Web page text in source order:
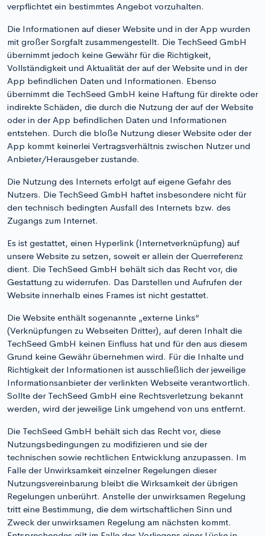
verpflichtet ein bestimmtes Angebot vorzuhalten.
Die Informationen auf dieser Website und in der App wurden
mit großer Sorgfalt zusammengestellt. Die TechSeed GmbH
übernimmt jedoch keine Gewähr für die Richtigkeit,
Vollständigkeit und Aktualität der auf der Website und in der
App befindlichen Daten und Informationen. Ebenso
übernimmt die TechSeed GmbH keine Haftung für direkte oder
indirekte Schäden, die durch die Nutzung der auf der Website
oder in der App befindlichen Daten und Informationen
entstehen. Durch die bloße Nutzung dieser Website oder der
App kommt keinerlei Vertragsverhältnis zwischen Nutzer und
Anbieter/Herausgeber zustande.
Die Nutzung des Internets erfolgt auf eigene Gefahr des
Nutzers. Die TechSeed GmbH haftet insbesondere nicht für
den technisch bedingten Ausfall des Internets bzw. des
Zugangs zum Internet.
Es ist gestattet, einen Hyperlink (Internetverknüpfung) auf
unsere Website zu setzen, soweit er allein der Querreferenz
dient. Die TechSeed GmbH behält sich das Recht vor, die
Gestattung zu widerrufen. Das Darstellen und Aufrufen der
Website innerhalb eines Frames ist nicht gestattet.
Die Website enthält sogenannte „externe Links“
(Verknüpfungen zu Webseiten Dritter), auf deren Inhalt die
TechSeed GmbH keinen Einfluss hat und für den aus diesem
Grund keine Gewähr übernehmen wird. Für die Inhalte und
Richtigkeit der Informationen ist ausschließlich der jeweilige
Informationsanbieter der verlinkten Webseite verantwortlich.
Sollte der TechSeed GmbH eine Rechtsverletzung bekannt
werden, wird der jeweilige Link umgehend von uns entfernt.
Die TechSeed GmbH behält sich das Recht vor, diese
Nutzungsbedingungen zu modifizieren und sie der
technischen sowie rechtlichen Entwicklung anzupassen. Im
Falle der Unwirksamkeit einzelner Regelungen dieser
Nutzungsvereinbarung bleibt die Wirksamkeit der übrigen
Regelungen unberührt. Anstelle der unwirksamen Regelung
tritt eine Bestimmung, die dem wirtschaftlichen Sinn und
Zweck der unwirksamen Regelung am nächsten kommt.